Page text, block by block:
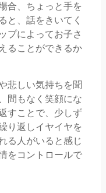
合、ちょっと手を
と、話をきいてく
プによってお子さ
ることができるか
悲しい気持ちを聞
間もなく笑顔にな
すことで、少しず
り返しイヤイヤを
る人がいると感じ
をコントロールで